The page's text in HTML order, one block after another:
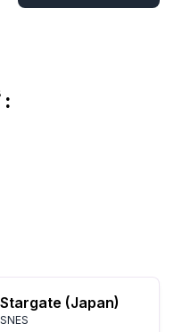
Stargate (Japan)
SNES